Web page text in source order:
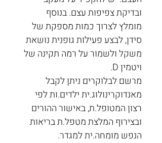
ובדיקת צפיפות עצם. בנוסף
מומלץ לצרוך כמות מספקת של
סידן, לבצע פעילות גופנית נושאת
משקל ולשמור על רמה תקינה של
ויטמין D.
מרשם לבלוקרים ניתן לקבל
מאנדוקרינולוג.ית ילדים.ות לפי
רצון המטופל.ת, באישור ההורים
ובצירוף המלצת מטפל.ת בריאות
הנפש מומחה.ית למגדר.